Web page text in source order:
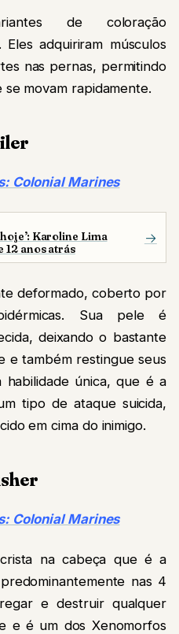
de coloração
adquiriram músculos
nas pernas, permitindo
movam rapidamente.
Colonial Marines
Karoline Lima
12 anos atrás
→
deformado, coberto por
Sua pele é
deixando o bastante
e também restingue seus
habilidade única, que é a
tipo de ataque suicida,
em cima do inimigo.
Colonial Marines
na cabeça que é a
nas 4
e destruir qualquer
e é um dos Xenomorfos